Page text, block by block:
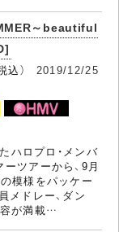
～beautiful
込） 2019/12/25
ハロプロ・メンバ
ツアーから、9月
模様をパッケー
メドレー、ダン
容が満載…